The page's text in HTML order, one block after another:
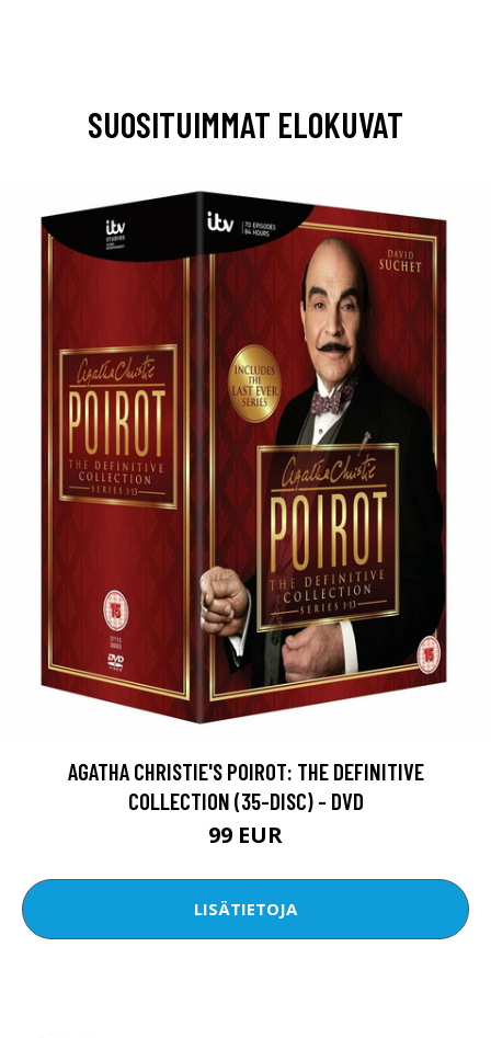
SUOSITUIMMAT ELOKUVAT
AGATHA CHRISTIE'S POIROT: THE DEFINITIVE
COLLECTION (35-DISC) - DVD
99 EUR
LISÄTIETOJA